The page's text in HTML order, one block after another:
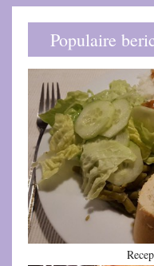
Populaire